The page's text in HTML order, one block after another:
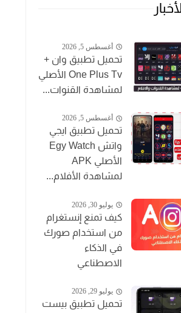
أغسطس 5, 2026
تحميل تطبيق وان +
One Plus Tv الأصلي
لمشاهدة القنوات...
أغسطس 5, 2026
تحميل تطبيق ايجي
واتش Egy Watch
الأصلي APK
لمشاهدة الأفلام...
يوليو 30, 2026
كيف تمنع إنستغرام
من استخدام صورك
في الذكاء
الاصطناعي
يوليو 29, 2026
تحميل تطبيق بيست